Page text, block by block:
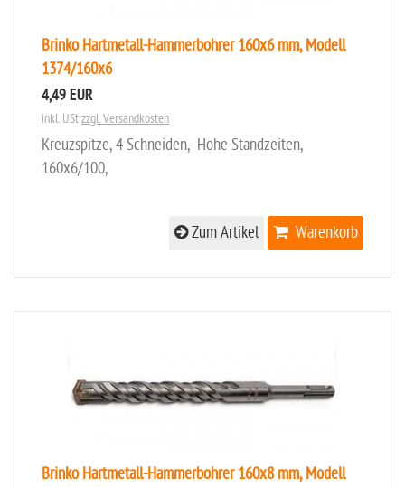
Brinko Hartmetall-Hammerbohrer 160x6 mm, Modell
1374/160x6
4,49 EUR
inkl. UStzzgl. Versandkosten
Kreuzspitze, 4 Schneiden, Hohe Standzeiten,
160x6/100,
Warenkorb
Zum Artikel
Brinko Hartmetall-Hammerbohrer 160x8 mm, Modell